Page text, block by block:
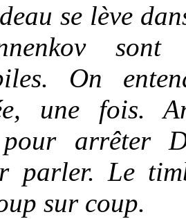
se lève
On
une fois.
pour arrêter
parler. Le
sur coup.